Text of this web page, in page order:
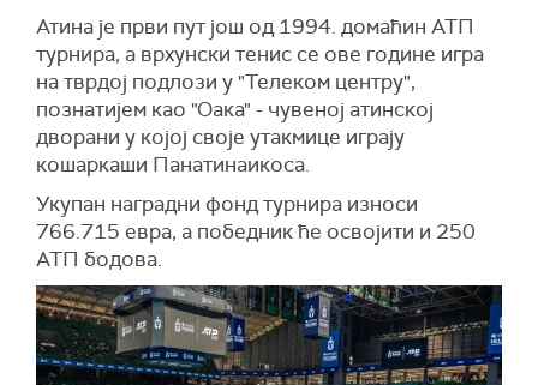
Атина је први пут још од 1994. домаћин АТП
турнира, а врхунски тенис се ове године игра
на тврдој подлози у "Телеком центру",
познатијем као "Оака" - чувеној атинској
дворани у којој своје утакмице играју
кошаркаши Панатинаикоса.
Укупан наградни фонд турнира износи
766.715 евра, а победник ће освојити и 250
АТП бодова.